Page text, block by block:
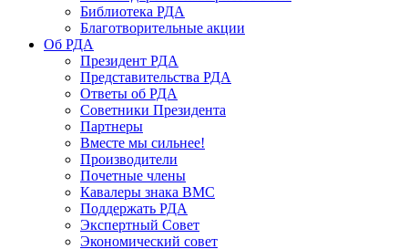
Библиотека РДА
Благотворительные акции
Об РДА
Президент РДА
Представительства РДА
Ответы об РДА
Советники Президента
Партнеры
Вместе мы сильнее!
Производители
Почетные члены
Кавалеры знака ВМС
Поддержать РДА
Экспертный Совет
Экономический совет